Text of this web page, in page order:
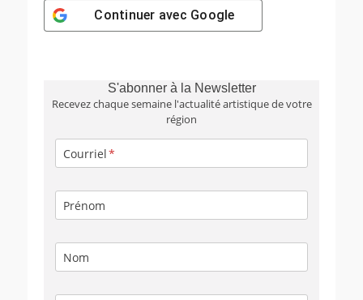
Continuer avec Google
S'abonner à la Newsletter
Recevez chaque semaine l'actualité artistique de votre
région
Courriel
Prénom
Nom